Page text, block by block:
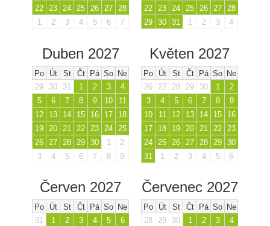
22 23 24 25 26 27 28
1
2 3 4 5 6 7
22 23 24 25 26 27 28
29 30 31 1 2 3 4
Duben 2027
Po Út St Čt Pá So Ne
29
30 31 1 2 3
4
5
6 7 8 9 10
11
12
13 14 15 16 17
18
19
20 21 22 23 24
25
26
27 28 29 30 1
2
3
4 5 6 7 8 9
Květen 2027
Po Út St Čt Pá So Ne
26
27 28 29 30 1
2
3
4 5 6 7 8
9
10
11 12 13 14 15
16
17
18 19 20 21 22
23
24
25 26 27 28 29 30
31
1 2 3 4 5 6
Červen 2027
Po Út St Čt Pá So Ne
31
1 2 3 4 5
6
Červenec 2027
Po Út St Čt Pá So Ne
28
29 30 1 2 3
4